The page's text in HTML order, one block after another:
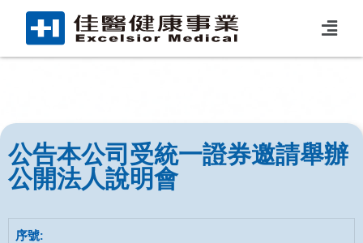
公告本公司受統一證券邀請舉辦
公開法人說明會